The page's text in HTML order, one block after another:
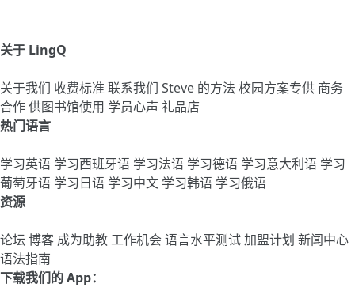
关于 LingQ
关于我们 收费标准 联系我们 Steve 的方法 校园方案专供 商务
合作供图书馆使用 学员心声 礼品店
热门语言
学习英语 学习西班牙语 学习法语 学习德语 学习意大利语 学习
葡萄牙语 学习日语 学习中文 学习韩语 学习俄语
资源
论坛 博客 成为助教工作机会语言水平测试加盟计划 新闻中心
语法指南
下载我们的 App：